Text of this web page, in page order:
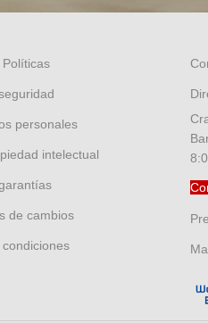
personales
intelectual
de cambios